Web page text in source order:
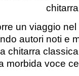
un viaggio
autori noti e
chitarra
morbida voce